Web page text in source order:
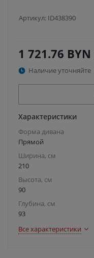
Артикул: ID438390
1 721.76 BYN
Наличие уточняйте
Характеристики
Форма дивана
Прямой
Ширина, см
210
Высота, см
90
Глубина, см
93
Все характеристики